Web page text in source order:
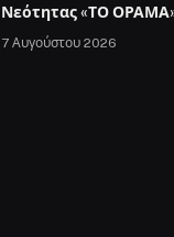
Νεότητας «ΤΟ
7 Αυγούστου 2026